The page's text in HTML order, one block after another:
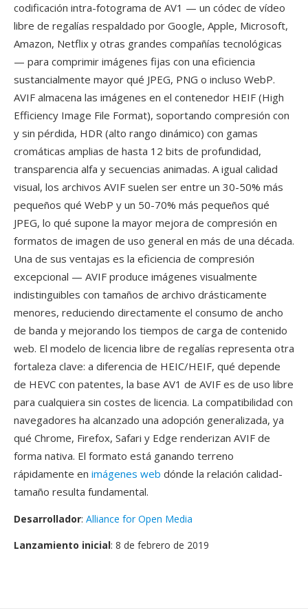
codificación intra-fotograma de AV1 — un códec de vídeo
libre de regalías respaldado por Google, Apple, Microsoft,
Amazon, Netflix y otras grandes compañías tecnológicas
— para comprimir imágenes fijas con una eficiencia
sustancialmente mayor qué JPEG, PNG o incluso WebP.
AVIF almacena las imágenes en el contenedor HEIF (High
Efficiency Image File Format), soportando compresión con
y sin pérdida, HDR (alto rango dinámico) con gamas
cromáticas amplias de hasta 12 bits de profundidad,
transparencia alfa y secuencias animadas. A igual calidad
visual, los archivos AVIF suelen ser entre un 30-50% más
pequeños qué WebP y un 50-70% más pequeños qué
JPEG, lo qué supone la mayor mejora de compresión en
formatos de imagen de uso general en más de una década.
Una de sus ventajas es la eficiencia de compresión
excepcional — AVIF produce imágenes visualmente
indistinguibles con tamaños de archivo drásticamente
menores, reduciendo directamente el consumo de ancho
de banda y mejorando los tiempos de carga de contenido
web. El modelo de licencia libre de regalías representa otra
fortaleza clave: a diferencia de HEIC/HEIF, qué depende
de HEVC con patentes, la base AV1 de AVIF es de uso libre
para cualquiera sin costes de licencia. La compatibilidad con
navegadores ha alcanzado una adopción generalizada, ya
qué Chrome, Firefox, Safari y Edge renderizan AVIF de
forma nativa. El formato está ganando terreno
rápidamente en imágenes web dónde la relación calidad-
tamaño resulta fundamental.
Desarrollador: Alliance for Open Media
Lanzamiento inicial: 8 de febrero de 2019